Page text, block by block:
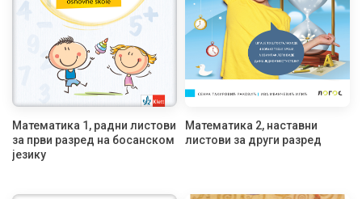
Математика 1, радни листови
за први разред на босанском
језику
Математика 2, наставни
листови за други разред